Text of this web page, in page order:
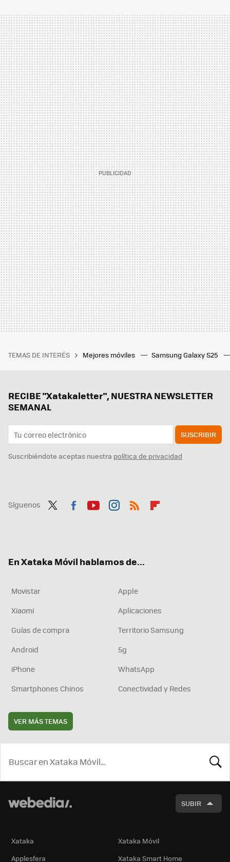
TEMAS DE INTERÉS Mejores móviles Samsung Galaxy S25
RECIBE "Xatakaletter", NUESTRA NEWSLETTER
SEMANAL
SUSCRIBIR
Suscribiéndote aceptas nuestra política de privacidad
Síguenos
En Xataka Móvil hablamos de...
Movistar
Apple
Xiaomi
Aplicaciones
Guías de compra
Territorio Samsung
Android
5g
iPhone
WhatsApp
Smartphones Chinos
Conectividad y Redes
VER MÁS TEMAS
SUBIR
Xataka
Xataka Móvil
Applesfera
Xataka Smart Home